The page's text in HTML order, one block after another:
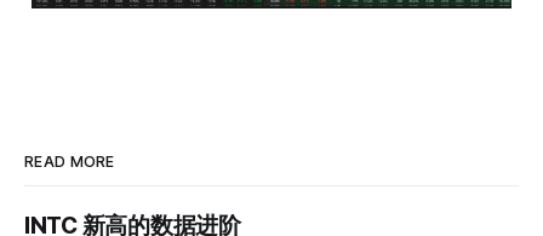
READ MORE
INTC 新高的数据进阶